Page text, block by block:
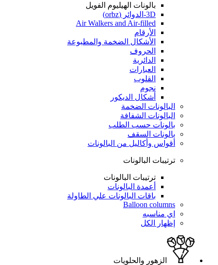
بالونات الهيليوم الفويل
3D-الدوائر (orbz)
Air Walkers and Air-filled
الأرقام
الأشكال الضخمة والمطبوعة
الحروف
الدائرية
العبارات
القلوب
نجوم
أشكال الديكور
البالونات الضخمة
البالونات الشفافة
بالونات حسب الطلب
بالونات السقف
أقواس وأكاليل من البالونات
ترتيبات البالونات
ترتيبات البالونات
أعمدة البالونات
باقات البالونات علي الطاولة
Balloon columns
اي مناسبه
إظهار الكل
الزهور والحلويات